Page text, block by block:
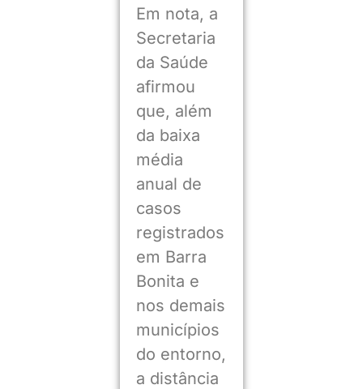
Em nota, a
Secretaria
da Saúde
afirmou
que, além
da baixa
média
anual de
casos
registrados
em Barra
Bonita e
nos demais
municípios
do entorno,
a distância